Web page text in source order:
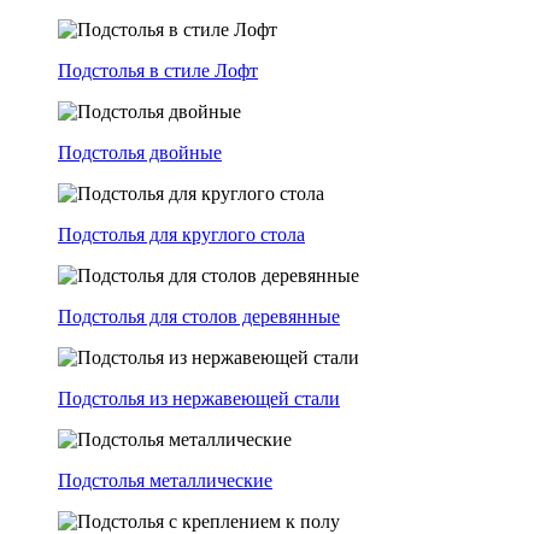
Подстолья в стиле Лофт
Подстолья двойные
Подстолья для круглого стола
Подстолья для столов деревянные
Подстолья из нержавеющей стали
Подстолья металлические